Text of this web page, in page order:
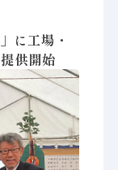
に工場・
供開始